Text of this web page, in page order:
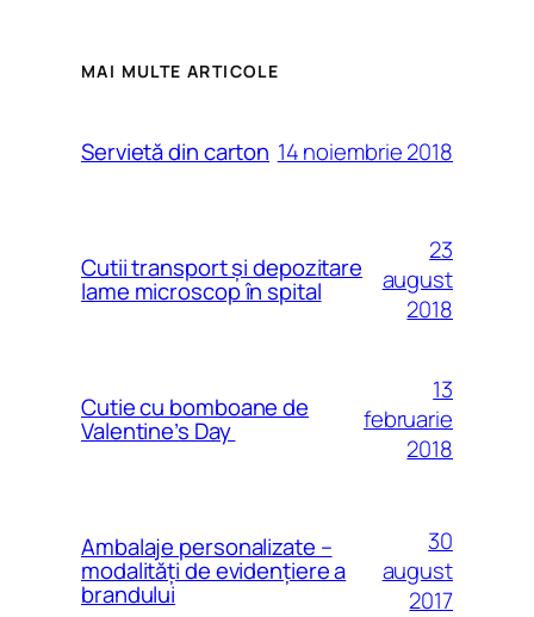
MAI MULTE ARTICOLE
Servietă din carton 14 noiembrie 2018
Cutii transport și depozitare
lame microscop în spital
23
august
2018
Cutie cu bomboane de
Valentine’s Day
13
februarie
2018
Ambalaje personalizate –
modalităţi de evidenţiere a
brandului
30
august
2017